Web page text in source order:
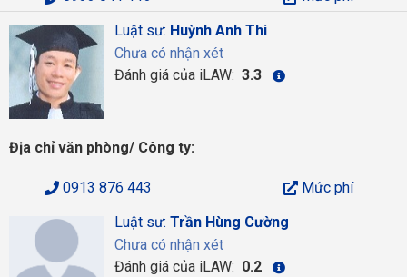
Luật sư: Huỳnh Anh Thi
Chưa có nhận xét
Đánh giá của iLAW: 3.3
Địa chỉ văn phòng/ Công ty:
0913 876 443
Mức phí
Luật sư: Trần Hùng Cường
Chưa có nhận xét
Đánh giá của iLAW: 0.2